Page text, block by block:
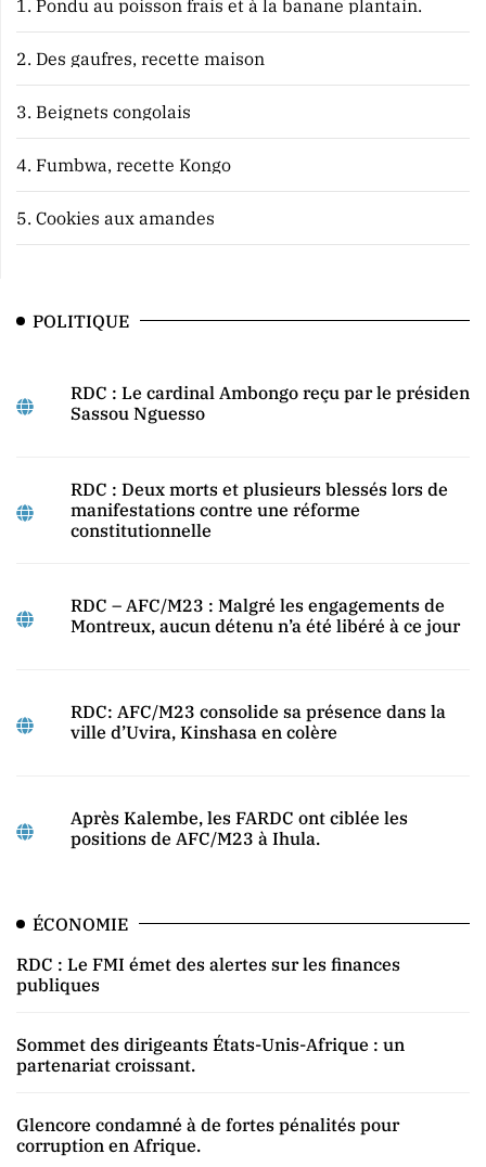
1. Pondu au poisson frais et à la banane plantain.
2. Des gaufres, recette maison
3. Beignets congolais
4. Fumbwa, recette Kongo
5. Cookies aux amandes
POLITIQUE
RDC : Le cardinal Ambongo reçu par le président
Sassou Nguesso
RDC : Deux morts et plusieurs blessés lors de
manifestations contre une réforme
constitutionnelle
RDC – AFC/M23 : Malgré les engagements de
Montreux, aucun détenu n’a été libéré à ce jour
RDC: AFC/M23 consolide sa présence dans la
ville d’Uvira, Kinshasa en colère
Après Kalembe, les FARDC ont ciblée les
positions de AFC/M23 à Ihula.
ÉCONOMIE
RDC : Le FMI émet des alertes sur les finances
publiques
Sommet des dirigeants États-Unis-Afrique : un
partenariat croissant.
Glencore condamné à de fortes pénalités pour
corruption en Afrique.